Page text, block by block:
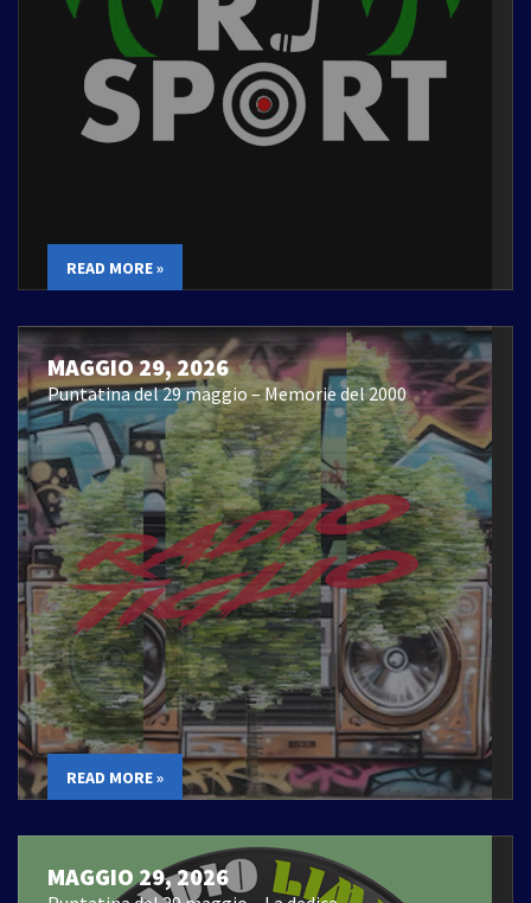
READ MORE »
MAGGIO 29, 2026
Puntatina del 29 maggio – Memorie del 2000
READ MORE »
MAGGIO 29, 2026